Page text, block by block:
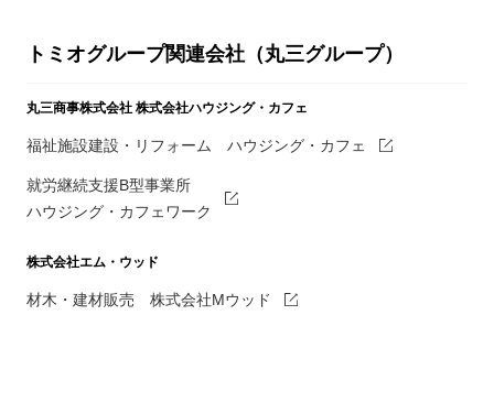
トミオグループ関連会社（丸三グループ）
丸三商事株式会社 株式会社ハウジング・カフェ
福祉施設建設・リフォーム ハウジング・カフェ
就労継続支援B型事業所
ハウジング・カフェワーク
株式会社エム・ウッド
材木・建材販売 株式会社Mウッド